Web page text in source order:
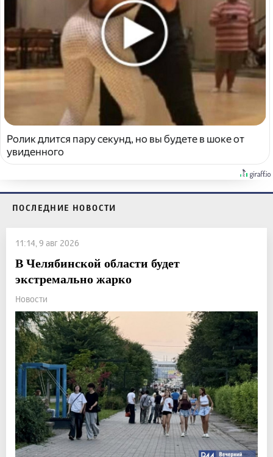
Ролик длится пару секунд, но вы будете в шоке от
увиденного
ПОСЛЕДНИЕ НОВОСТИ
11:14, 9 авг 2026
В Челябинской области будет
экстремально жарко
Новости